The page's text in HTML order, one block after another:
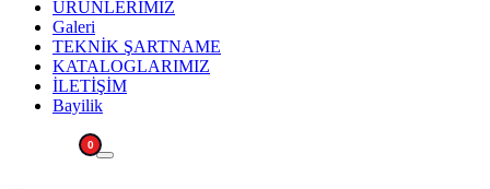
ÜRÜNLERİMİZ
Galeri
TEKNİK ŞARTNAME
KATALOGLARIMIZ
İLETİŞİM
Bayilik
0